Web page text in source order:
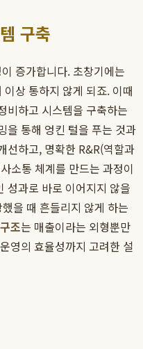
구축
증가합니다. 초창기에는
상 통하지 않게 되죠. 이때
비하고 시스템을 구축하는
을 통해 엉킨 털을 푸는 것과
선하고, 명확한 R&R(역할과
소통 체계를 만드는 과정이
성과로 바로 이어지지 않을
을 때 흔들리지 않게 하는
조는 매출이라는 외형뿐만
영의 효율성까지 고려한 설